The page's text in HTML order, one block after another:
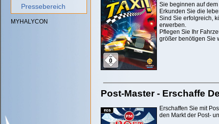
Pressebereich
MYHALYCON
Sie beginnen auf
Erkunden Sie die
Sind Sie erfolgreich,
erwerben.
Pflegen Sie Ihr
größer benötigen Sie
Post-Master - Erschaffe
Erschaffen Sie mit
den Markt der Post-